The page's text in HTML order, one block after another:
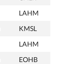
LAHM
KMSL
LAHM
EOHB